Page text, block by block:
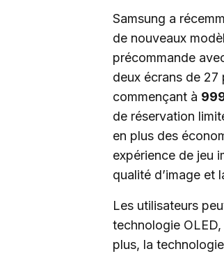
Samsung a
de nouveaux
précommande
deux écrans de
commençant à
de réservation
en plus des
expérience de jeu
qualité d’image et
Les utilisateurs
technologie
plus, la